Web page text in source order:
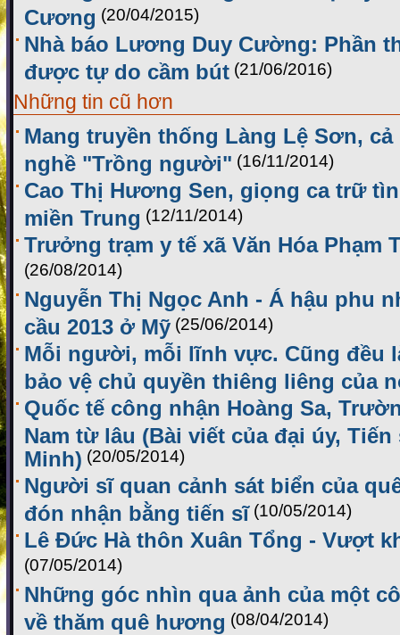
Cương (20/04/2015)
Nhà báo Lương Duy Cường: Phần
được tự do cầm bút (21/06/2016)
Những tin cũ hơn
Mang truyền thống Làng Lệ Sơn,
nghề "Trồng người" (16/11/2014)
Cao Thị Hương Sen, giọng ca trữ
miền Trung (12/11/2014)
Trưởng trạm y tế xã Văn Hóa Phạm
(26/08/2014)
Nguyễn Thị Ngọc Anh - Á hậu phu
cầu 2013 ở Mỹ (25/06/2014)
Mỗi người, mỗi lĩnh vực. Cũng đều
bảo vệ chủ quyền thiêng liêng của
Quốc tế công nhận Hoàng Sa,
Nam từ lâu (Bài viết của đại úy,
Minh) (20/05/2014)
Người sĩ quan cảnh sát biển của
đón nhận bằng tiến sĩ (10/05/2014)
Lê Đức Hà thôn Xuân Tổng - Vượt
(07/05/2014)
Những góc nhìn qua ảnh của một
về thăm quê hương (08/04/2014)